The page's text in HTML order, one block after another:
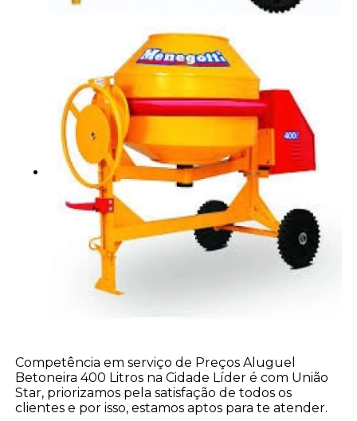
Competência em serviço de Preços Aluguel
Betoneira 400 Litros na Cidade Líder é com União
Star, priorizamos pela satisfação de todos os
clientes e por isso, estamos aptos para te atender.